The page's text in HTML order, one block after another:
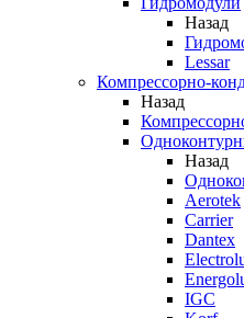
Назад
Lessar
Компрессорно-
Назад
Назад
Aerotek
Carrier
Dantex
IGC